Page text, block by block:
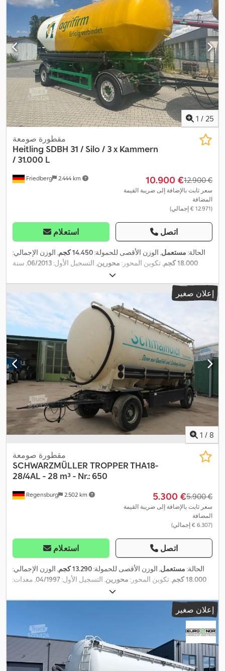
1 / 25
Friedberg 2.444 km
مقطورة صومعة
Heitling SDBH 31 / Silo / 3 x Kammern
/ 31.000 L
‏10.900 € ‏12.900 €
سعر ثابت بالإضافة إلى ضريبة القيمة
المضافة
(‏12.971 € إجمالي)
استعلام اتصل
الحالة: مستعمل, الوزن الأقصى للحمولة:14.450 كجم
, الوزن الإجمالي:
18.000 كجم
, تكوين المحور: محورين, التسجيل الأول:06/2013, سنة
, معدات:
إعلان صغير
1 / 8
Regensburg 2.502 km
مقطورة صومعة
SCHWARZMÜLLER TROPPER THA18-
28/4AL - 28 m³ - Nr.: 650
‏5.300 € ‏5.900 €
سعر ثابت بالإضافة إلى ضريبة القيمة
المضافة
(‏6.307 € إجمالي)
استعلام اتصل
الحالة: مستعمل, الوزن الأقصى للحمولة:13.290 كجم
, الوزن الإجمالي:
18.000 كجم
, تكوين المحور: محورين, التسجيل الأول:04/1997, معدات:
نظام الفرامل المانعة للانغلاق (ABS),
إعلان صغير